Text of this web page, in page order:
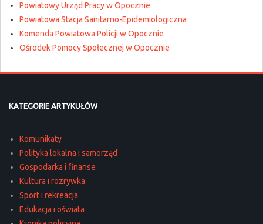
Powiatowy Urząd Pracy w Opocznie
Powiatowa Stacja Sanitarno-Epidemiologiczna
Komenda Powiatowa Policji w Opocznie
Ośrodek Pomocy Społecznej w Opocznie
KATEGORIE ARTYKUŁÓW
Komunikaty
Polityka lokalna i samorząd
Gospodarka i finanse
Kultura i rozrywka
Sport i rekreacja
Edukacja i oświata